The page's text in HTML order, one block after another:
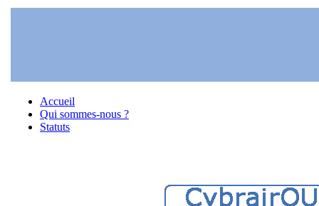
Accueil
Qui sommes-nous ?
Statuts